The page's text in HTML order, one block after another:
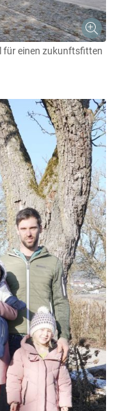
für einen zukunftsfitten